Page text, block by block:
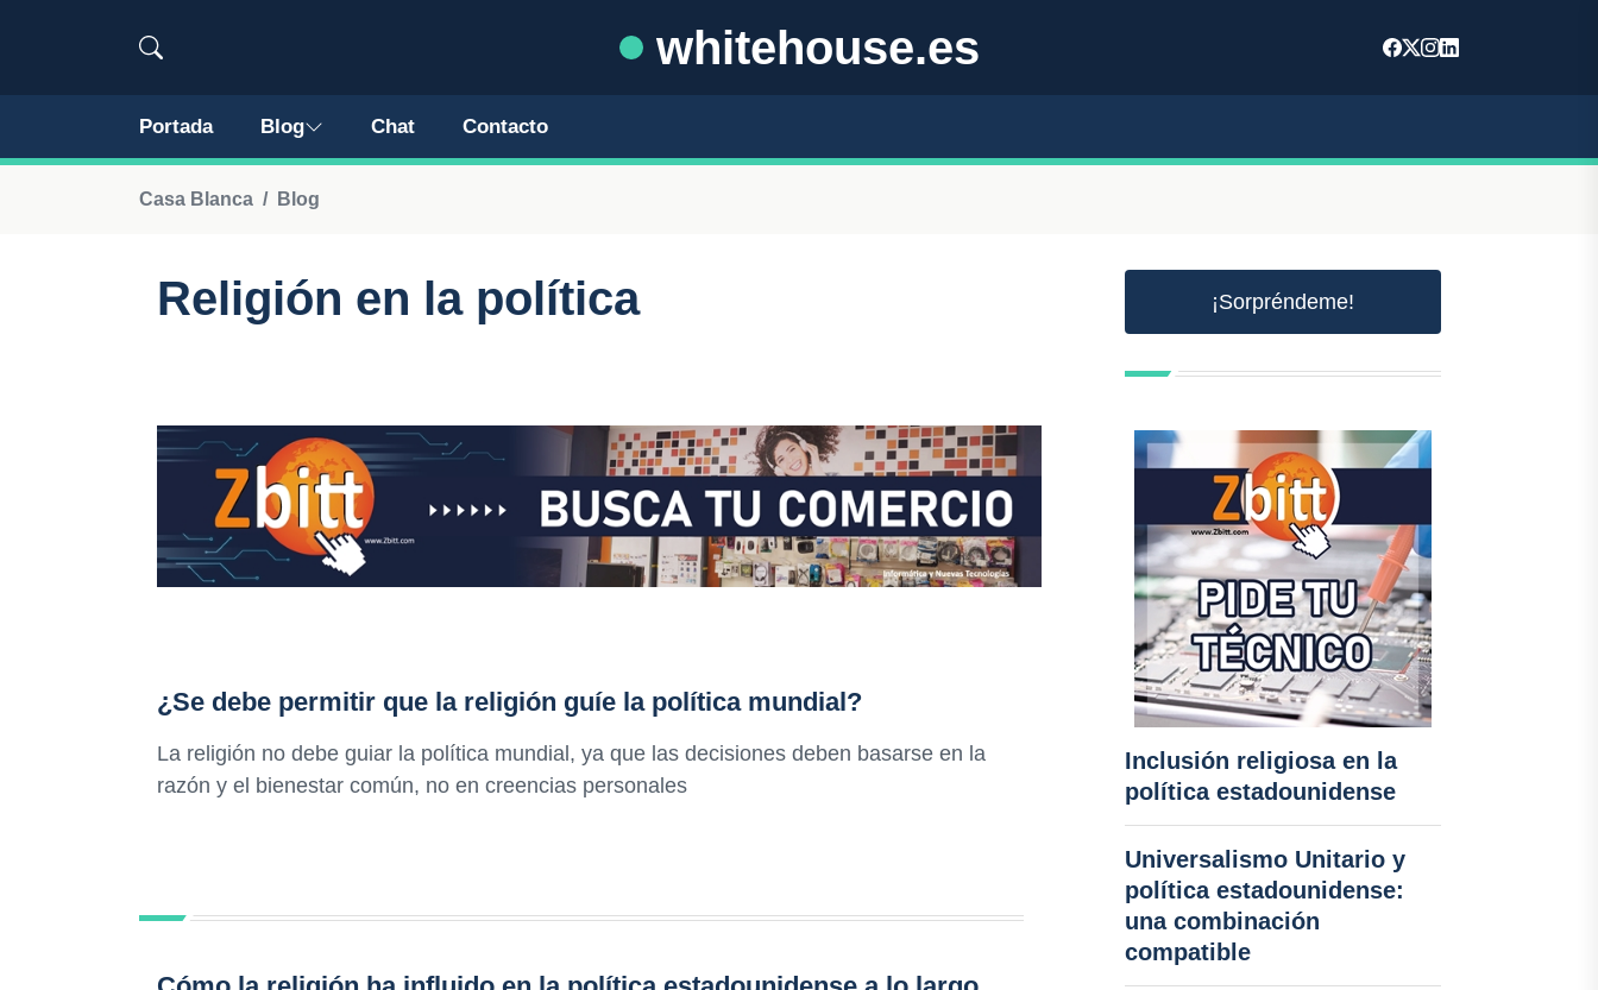
whitehouse.es
Portada Blog Chat Contacto
Casa Blanca Blog
Religión en la política
¿Se debe permitir que la religión guíe la política mundial?
La religión no debe guiar la política mundial, ya que las decisiones deben basarse en la
razón y el bienestar común, no en creencias personales
¡Sorpréndeme!
Inclusión religiosa en la
política estadounidense
Universalismo Unitario y
política estadounidense:
una combinación
compatible